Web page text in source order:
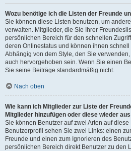
Wozu benötige ich die Listen der Freunde
Sie können diese Listen benutzen, um
verwalten. Mitglieder, die Sie Ihrer
persönlichen Bereich für den schnellen
deren Onlinestatus und können ihnen
Abhängig von dem Style, den Sie
auch hervorgehoben sein. Wenn Sie einen
Sie seine Beiträge standardmäßig nicht.
Nach oben
Wie kann ich Mitglieder zur Liste der
Mitglieder hinzufügen oder diese wieder
Sie können Benutzer auf zwei Arten auf
Benutzerprofil sehen Sie zwei Links: einen
Freunde und einen zum Ignorieren des
persönlichen Bereich direkt Benutzer zu den